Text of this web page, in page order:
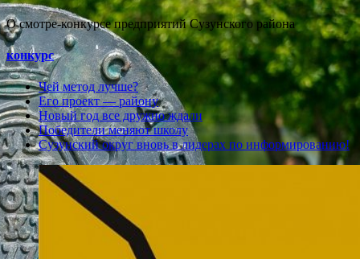
О смотре-конкурсе предприятий Сузунского района
конкурс
Чей метод лучше?
Его проект — району
Новый год все дружно ждали
Победители меняют школу
Сузунский округ вновь в лидерах по информированию!